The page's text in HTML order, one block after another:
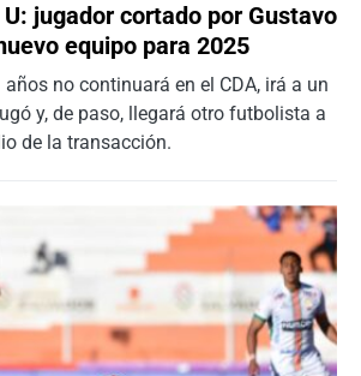
jugador cortado por Gustavo
equipo para 2025
no continuará en el CDA, irá a un
y, de paso, llegará otro futbolista a
de la transacción.